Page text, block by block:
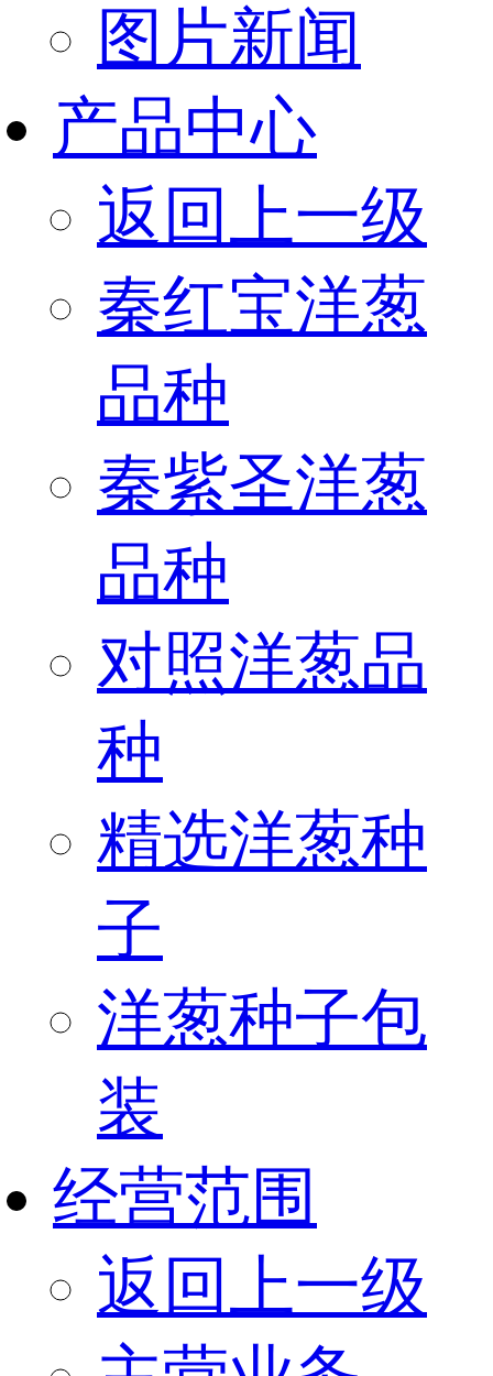
图片新闻
产品中心
返回上一级
秦红宝洋葱
品种
秦紫圣洋葱
品种
对照洋葱品
种
精选洋葱种
子
洋葱种子包
装
经营范围
返回上一级